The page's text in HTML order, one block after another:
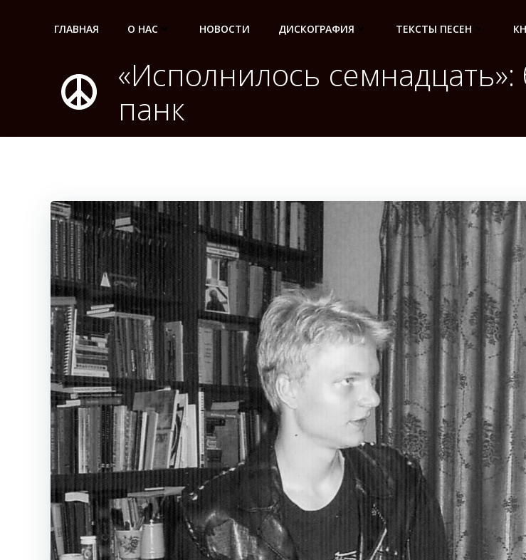
ГЛАВНАЯ О НАС НОВОСТИ ДИСКОГРАФИЯ ТЕКСТЫ ПЕСЕН
«Исполнилось
панк